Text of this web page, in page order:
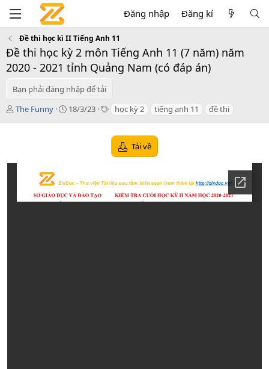
Đăng nhập Đăng kí
Đề thi học kì II Tiếng Anh 11
Đề thi học kỳ 2 môn Tiếng Anh 11 (7 năm) năm
2020 - 2021 tỉnh Quảng Nam (có đáp án)
Bạn phải đăng nhập để tải
T
ả
The Funny
C
n
d
18/3/23
T
s
học kỳ 2 tiếng anh 11 đề thi
Tải về